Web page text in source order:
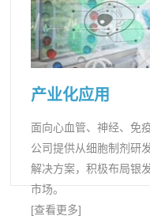
产业化应用
面向心血管、神经、免
公司提供从细胞制剂研
解决方案，积极布局银
市场。
[查看更多]